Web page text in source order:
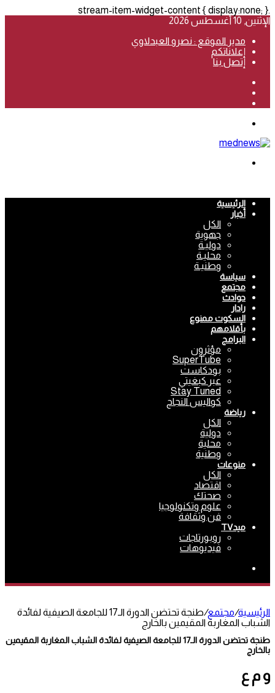
.stream-item-widget-content { display:none; }
الإثنين, 10 أغسطس 2026
مدير الموقع : نصرو العبدلاوي
إعلاناتكم
إتصل بنا
الرئيسية
أخبار
الكل
جهوية
دوليـة
محليـة
وطنيـة
سياسة
مجتمع
حوادث
رادار
السكوت ممنوع
بأقلامهم
البرامج
مؤثرون
SuperTube
بودكاست
عبر كبغيتي
Stay Tuned
كواليس النجاح
رياضة
الكل
دولية
محلية
وطنية
منوعات
الكل
اقتصاد
صحتك
علوم وتكنولوجيا
فن وثقافة
ميدTV
روبورتاجات
فيديوهات
الرئيسية/مجتمع/
طنجة تحتضن الدورة الـ17 للجامعة الصيفية لفائدة
الشباب المغاربة المقيمين بالخارج
طنجة تحتضن الدورة الـ17 للجامعة الصيفية لفائدة الشباب المغاربة المقيمين
بالخارج
و م ع